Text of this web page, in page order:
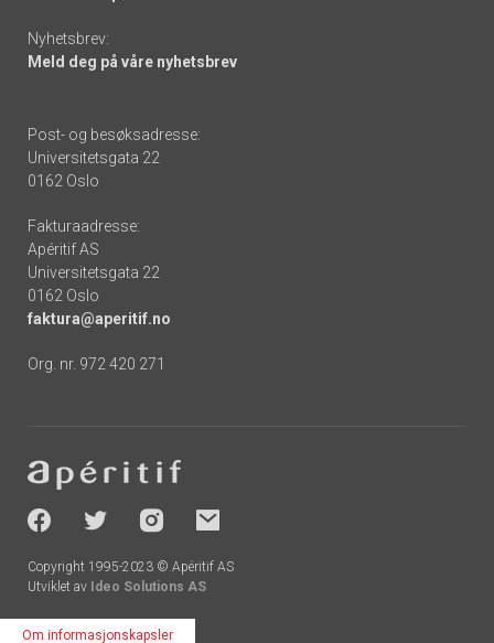
Nyhetsbrev:
Meld deg på våre nyhetsbrev
Post- og besøksadresse:
Universitetsgata 22
0162 Oslo
Fakturaadresse:
Apéritif AS
Universitetsgata 22
0162 Oslo
faktura@aperitif.no
Org. nr. 972 420 271
-
socials
Copyright 1995-2023 © Apéritif AS
Utviklet av Ideo Solutions AS
Om informasjonskapsler